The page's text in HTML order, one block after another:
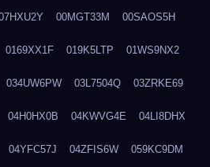
00MGT33M 00SAOS5H
0169XX1F 019K5LTP 01WS9NX2
034UW6PW 03L7504Q 03ZRKE69
04H0HX0B 04KWVG4E 04LI8DHX
04YFC57J 04ZFIS6W 059KC9DM